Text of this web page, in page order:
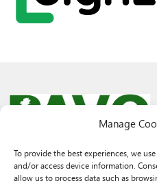
Manage
To provide the best experiences, we
and/or access device information.
allow us to process data such as
© 2026 PAVO all rights reserved.